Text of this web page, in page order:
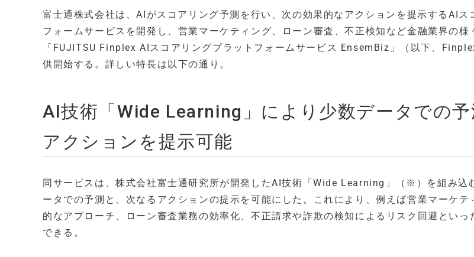
富士通株式会社は、AIがスコアリング予測を行い、次の効果的なアクションを提示するAIス
フォームサービスを開発し、営業マーケティング、ローン審査、不正検知など金融業界の様
「FUJITSU Finplex AIスコアリングプラットフォームサービス EnsemBiz」（以下、
供開始する。詳しい特長は以下の通り。
AI技術「Wide Learning」により少数データでの
アクションを提示可能
同サービスは、株式会社富士通研究所が開発したAI技術「Wide Learning」（※）を組み込
ータでの予測と、次なるアクションの提示を可能にした。これにより、例えば営業マーケテ
的なアプローチ、ローン審査業務の効率化、不正請求や詐欺の検知によるリスク回避といっ
できる。